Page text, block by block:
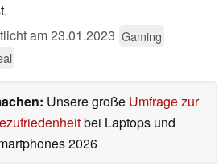
am23.01.2023 Gaming
Unsere große Umfrage zur
bei Laptops und
2026